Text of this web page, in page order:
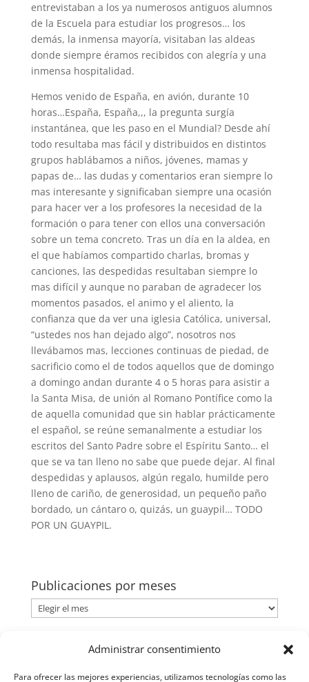
Administrar consentimiento
Para ofrecer las mejores experiencias, utilizamos tecnologías como las
entrevistaban a los ya numerosos antiguos alumnos
de la Escuela para estudiar los progresos… los
demás, la inmensa mayoría, visitaban las aldeas
donde siempre éramos recibidos con alegría y una
inmensa hospitalidad.
Hemos venido de España, en avión, durante 10
horas…España, España,,, la pregunta surgía
instantánea, que les paso en el Mundial? Desde ahí
todo resultaba mas fácil y distribuidos en distintos
grupos hablábamos a niños, jóvenes, mamas y
papas de… las dudas y comentarios eran siempre lo
mas interesante y significaban siempre una ocasión
para hacer ver a los profesores la necesidad de la
formación o para tener con ellos una conversación
sobre un tema concreto. Tras un día en la aldea, en
el que habíamos compartido charlas, bromas y
canciones, las despedidas resultaban siempre lo
mas difícil y aunque no paraban de agradecer los
momentos pasados, el animo y el aliento, la
confianza que da ver una iglesia Católica, universal,
“ustedes nos han dejado algo”, nosotros nos
llevábamos mas, lecciones continuas de piedad, de
sacrificio como el de todos aquellos que de domingo
a domingo andan durante 4 o 5 horas para asistir a
la Santa Misa, de unión al Romano Pontífice como la
de aquella comunidad que sin hablar prácticamente
el español, se reúne semanalmente a estudiar los
escritos del Santo Padre sobre el Espíritu Santo… el
que se va tan lleno no sabe que puede dejar. Al final
despedidas y aplausos, algún regalo, humilde pero
lleno de cariño, de generosidad, un pequeño paño
bordado, un cántaro o, quizás, un guaypil… TODO
POR UN GUAYPIL.
Publicaciones por meses
Publicaciones
por
Categorías